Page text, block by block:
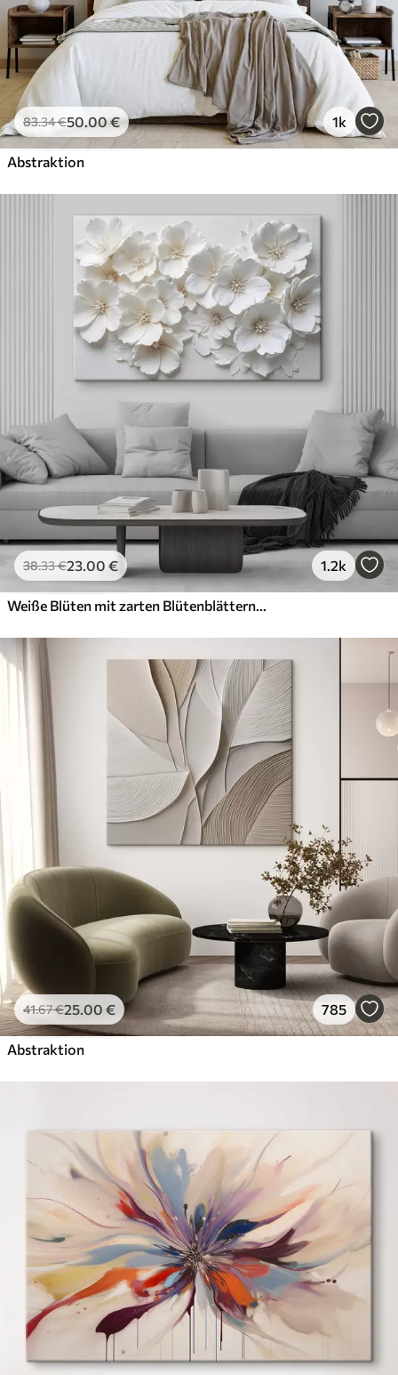
83.34€50.00€ 1k
Abstraktion
38.33€23.00 € 1.2k
Weiße Blüten mit zarten Blütenblättern, angeordnet in einem wunderschönen Blumenmuster vor einem hellen Hintergrund
41.67€25.00 € 785
Abstraktion